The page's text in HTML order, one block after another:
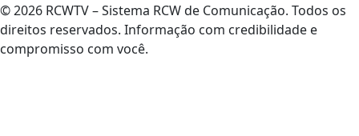
© 2026 RCWTV – Sistema RCW de Comunicação. Todos os
direitos reservados. Informação com credibilidade e
compromisso com você.